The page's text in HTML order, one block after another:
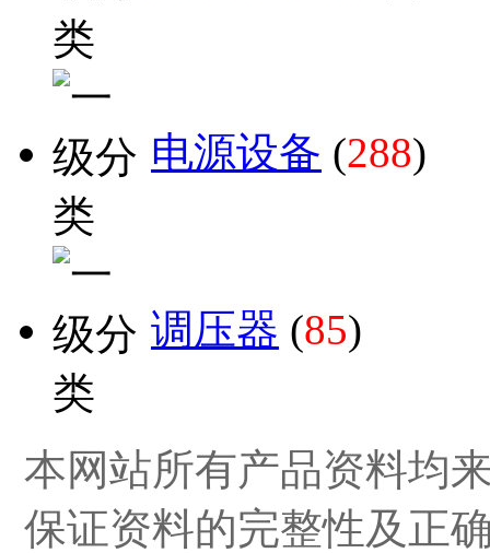
电源设备 (288)
调压器 (85)
本网站所有产品资料均
保证资料的完整性及正